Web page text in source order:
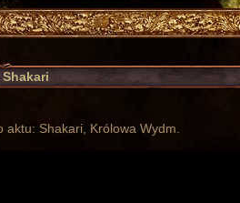
Shakari, Królowa Wydm.